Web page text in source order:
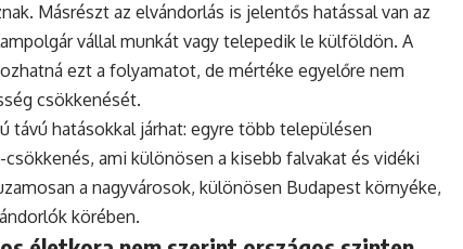
Másrészt az elvándorlás is jelentős hatással van az
vállal munkát vagy telepedik le külföldön. A
ezt a folyamatot, de mértéke egyelőre nem
csökkenését.
távú hatásokkal járhat: egyre több településen
ami különösen a kisebb falvakat és vidéki
a nagyvárosok, különösen Budapest környéke,
körében.